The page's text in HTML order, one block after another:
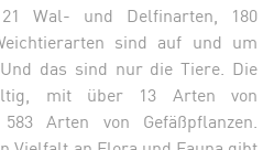
Wal- und Delfinarten, 180
sind auf und um
das sind nur die Tiere. Die
mit über 13 Arten von
Arten von Gefäßpflanzen.